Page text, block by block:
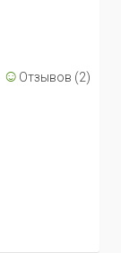
☺ Отзывов (2)